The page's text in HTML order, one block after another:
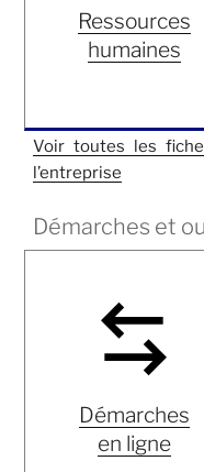
Ressources
humaines
Voir toutes les
l’entreprise
Démarches et
Démarches
en ligne